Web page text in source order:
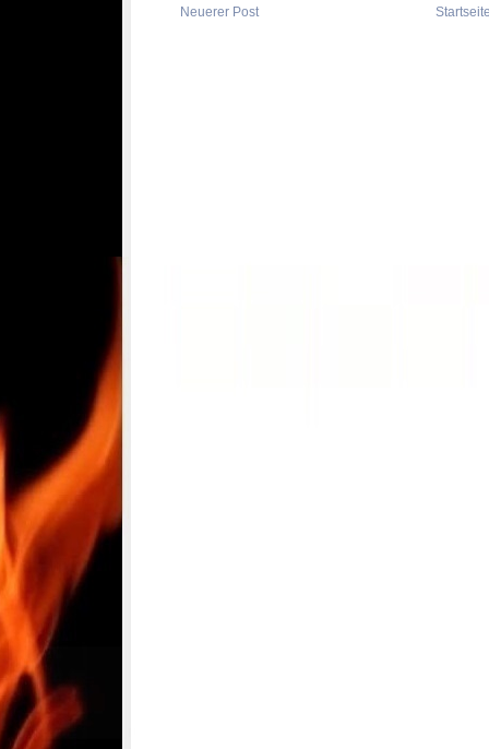
Neuerer Post